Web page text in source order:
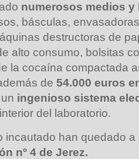
numerosos medios y
básculas,
destructoras de
alto consumo, bolsitas
la cocaína compactada
de 54.000 euros
ingenioso sistema
del laboratorio.
incautado han quedado
nº 4 de Jerez.